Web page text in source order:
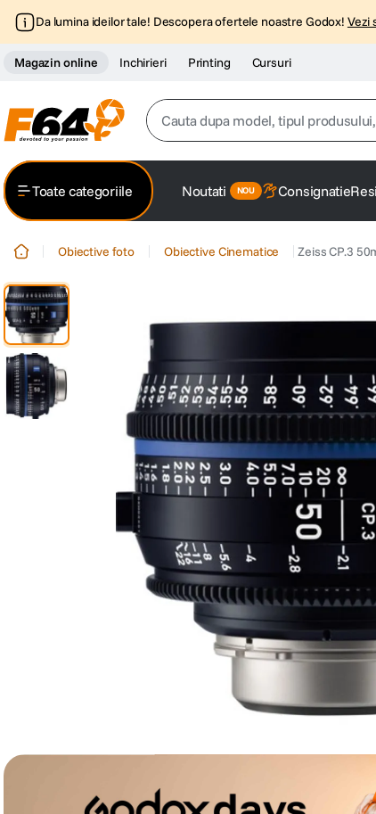
Da lumina ideilor tale! Descopera ofertele noastre Godox! Vezi
Magazin online Inchirieri Printing Cursuri
Cauta dupa model, tipul produsului,
2. trepied
5 lavaliera
7. card memorie
9. dji mic mini
10. dji osmo pocket 4
Toate categoriile Noutati Consignatie
Obiective foto Obiective Cinematice Zeiss CP.3